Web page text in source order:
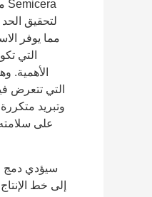
لتحقيق الحد
مما يوفر
التي
الأهمية.
التي تتعرض
وتبريد
على سلامته
سيؤدي دمج